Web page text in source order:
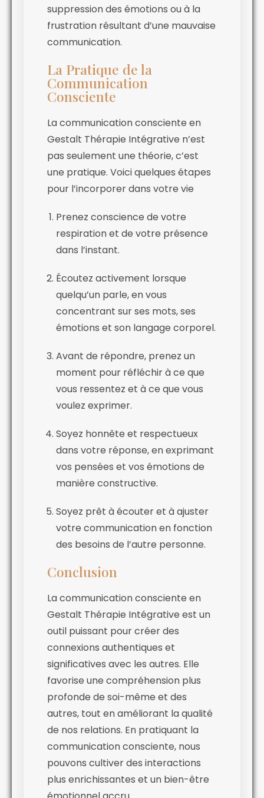
suppression des émotions ou à la
frustration résultant d’une mauvaise
communication.
La Pratique de la
Communication
Consciente
La communication consciente en
Gestalt Thérapie Intégrative n’est
pas seulement une théorie, c’est
une pratique. Voici quelques étapes
pour l’incorporer dans votre vie
Prenez conscience de votre
respiration et de votre présence
dans l’instant.
Écoutez activement lorsque
quelqu’un parle, en vous
concentrant sur ses mots, ses
émotions et son langage corporel.
Avant de répondre, prenez un
moment pour réfléchir à ce que
vous ressentez et à ce que vous
voulez exprimer.
Soyez honnête et respectueux
dans votre réponse, en exprimant
vos pensées et vos émotions de
manière constructive.
Soyez prêt à écouter et à ajuster
votre communication en fonction
des besoins de l’autre personne.
Conclusion
La communication consciente en
Gestalt Thérapie Intégrative est un
outil puissant pour créer des
connexions authentiques et
significatives avec les autres. Elle
favorise une compréhension plus
profonde de soi-même et des
autres, tout en améliorant la qualité
de nos relations. En pratiquant la
communication consciente, nous
pouvons cultiver des interactions
plus enrichissantes et un bien-être